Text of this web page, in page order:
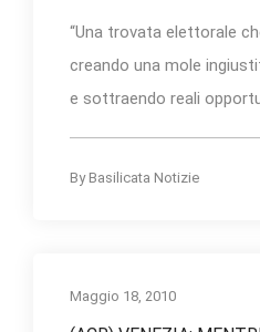
“Una trovata elettorale
creando una mole
e sottraendo reali
By Basilicata Notizie
Maggio 18, 2010